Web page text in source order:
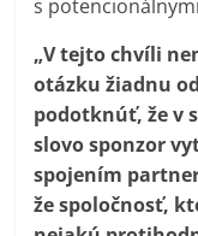
s
„V tejto chvíli
otázku žiadnu
podotknúť, že v
slovo sponzor
spojením
že spoločnosť,